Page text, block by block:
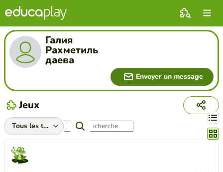
Галия
Рахметиль
даева
Envoyer un message
Jeux